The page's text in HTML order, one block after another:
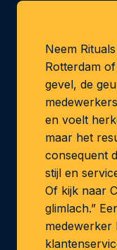
Neem
Rotterdam
gevel, de
en voelt
maar het
consequent
stijl en
Of kijk naar
glimlach.”
medewerker